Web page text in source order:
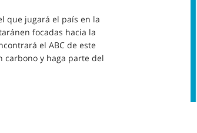
que jugará el país en la
focadas hacia la
el ABC de este
carbono y haga parte del